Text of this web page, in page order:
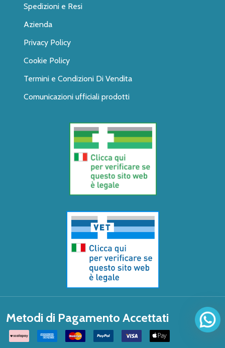
Spedizioni e Resi
Azienda
Privacy Policy
Cookie Policy
Termini e Condizioni Di Vendita
Comunicazioni ufficiali prodotti
Metodi di Pagamento Accettati